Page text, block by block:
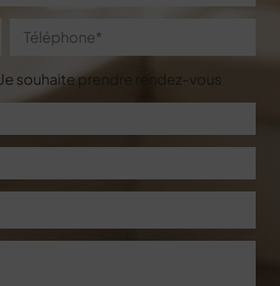
Je souhaite prendre rendez-vous